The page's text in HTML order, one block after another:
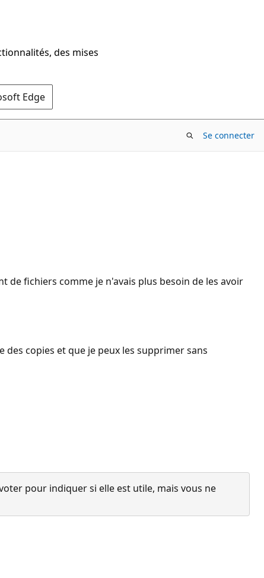
des mises
Edge
Se connecter
de fichiers comme je n'avais plus besoin de les avoir
copies et que je peux les supprimer sans
pour indiquer si elle est utile, mais vous ne